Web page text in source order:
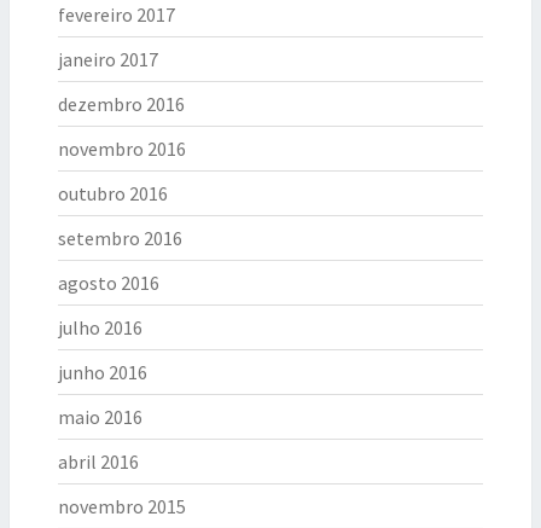
fevereiro 2017
janeiro 2017
dezembro 2016
novembro 2016
outubro 2016
setembro 2016
agosto 2016
julho 2016
junho 2016
maio 2016
abril 2016
novembro 2015